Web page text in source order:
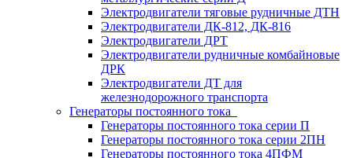
Электродвигатели тяговые рудничные ДТН
Электродвигатели ДК-812, ДК-816
Электродвигатели ДРТ
Электродвигатели рудничные комбайновые
ДРК
Электродвигатели ДТ для
железнодорожного транспорта
Генераторы постоянного тока
Генераторы постоянного тока серии П
Генераторы постоянного тока серии 2ПН
Генераторы постоянного тока 4ПФМ